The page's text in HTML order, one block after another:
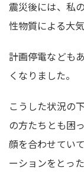
震災後には、私
性物質による大
計画停電なども
くなりました。
こうした状況の
の方たちとも困
顔を合わせてい
ーションをとっ